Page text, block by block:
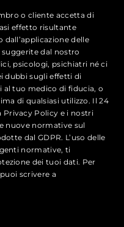
o cliente accetta di
effetto risultante
dall’applicazione delle
dal nostro
psicologi, psichiatri né ci
dubbi sugli effetti di
tuo medico di fiducia, o
di qualsiasi utilizzo. Il 24
Privacy Policy e i nostri
nuove normative sul
dal GDPR. L’uso delle
normative, ti
dei tuoi dati. Per
scrivere a